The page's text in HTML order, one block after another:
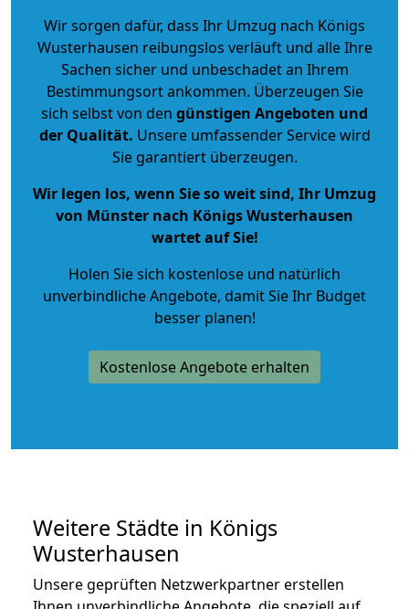
Wir sorgen dafür, dass Ihr Umzug nach Königs
Wusterhausen reibungslos verläuft und alle Ihre
Sachen sicher und unbeschadet an Ihrem
Bestimmungsort ankommen. Überzeugen Sie
sich selbst von den günstigen Angeboten und
der Qualität. Unsere umfassender Service wird
Sie garantiert überzeugen.
Wir legen los, wenn Sie so weit sind, Ihr Umzug
von Münster nach Königs Wusterhausen
wartet auf Sie!
Holen Sie sich kostenlose und natürlich
unverbindliche Angebote, damit Sie Ihr Budget
besser planen!
Kostenlose Angebote erhalten
Weitere Städte in Königs
Wusterhausen
Unsere geprüften Netzwerkpartner erstellen